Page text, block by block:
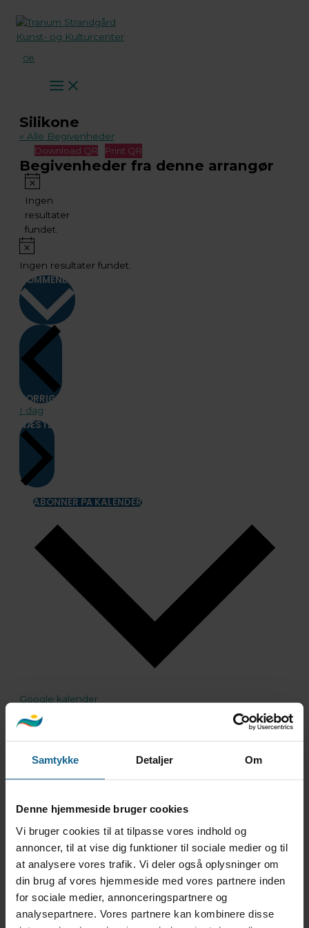
Samtykke Detaljer Om
Denne hjemmeside bruger cookies
Vi bruger cookies til at tilpasse vores indhold og
annoncer, til at vise dig funktioner til sociale medier og til
at analysere vores trafik. Vi deler også oplysninger om
din brug af vores hjemmeside med vores partnere inden
for sociale medier, annonceringspartnere og
analysepartnere. Vores partnere kan kombinere disse
indholdet
08
Silikone
« Alle Begivenheder
Download QR
Print QR
Begivenheder fra denne arrangør
Notice
Ingen
resultater
fundet.
Notice
Ingen resultater fundet.
KOMMENDE
dato.
FORRIGE
I dag
NÆSTE
ABONNER PÅ KALENDER
Google kalender
iCalendar
Outlook 365
Outlook Live
Eksporter .ics-fil
Tranum Strandgård Kunst- & Kulturcenter
Strandvejen 143, Tranum Strand
9460 Brovst
Åbningstider i galleriet I efterårsferien uge 42 er